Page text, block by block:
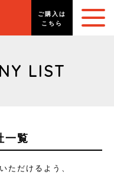
ご購入は
こちら
LIST
一覧
ただけるよう、